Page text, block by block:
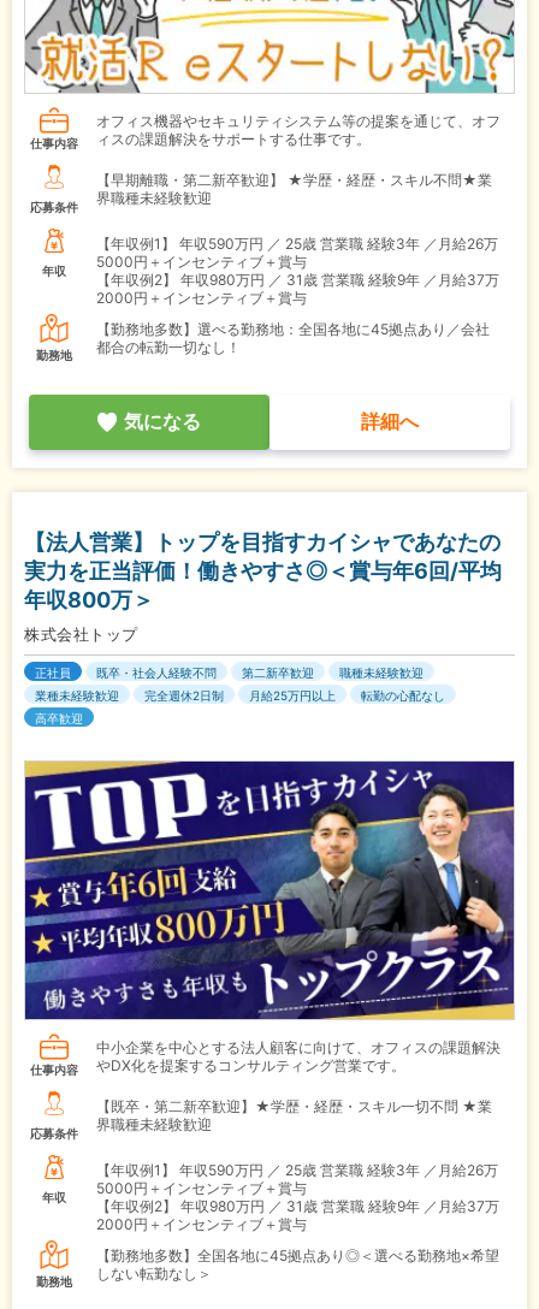
仕事内容
オフィス機器やセキュリティシステム等の提案を通じて、オフ
ィスの課題解決をサポートする仕事です。
応募条件
【早期離職・第二新卒歓迎】 ★学歴・経歴・スキル不問★業
界職種未経験歓迎
年収
【年収例1】
年収590万円 ／ 25歳 営業職 経験3年 ／月給26万
5000円＋インセンティブ＋賞与
【年収例2】
年収980万円 ／ 31歳 営業職 経験9年 ／月給37万
2000円＋インセンティブ＋賞与
勤務地
【勤務地多数】選べる勤務地：全国各地に45拠点あり／会社
都合の転勤一切なし！
気になる 詳細へ
【法人営業】トップを目指すカイシャであなたの
実力を正当評価！働きやすさ◎＜賞与年6回/平均
年収800万＞
株式会社トップ
正社員 既卒・社会人経験不問 第二新卒歓迎
職種未経験歓迎
業種未経験歓迎
完全週休2日制 月給25万円以上
転勤の心配なし
高卒歓迎
仕事内容
中小企業を中心とする法人顧客に向けて、オフィスの課題解決
やDX化を提案するコンサルティング営業です。
応募条件
【既卒・第二新卒歓迎】★学歴・経歴・スキル一切不問 ★業
界職種未経験歓迎
年収
【年収例1】
年収590万円 ／ 25歳 営業職 経験3年 ／月給26万
5000円＋インセンティブ＋賞与
【年収例2】
年収980万円 ／ 31歳 営業職 経験9年 ／月給37万
2000円＋インセンティブ＋賞与
勤務地
【勤務地多数】全国各地に45拠点あり◎＜選べる勤務地×希望
しない転勤なし＞